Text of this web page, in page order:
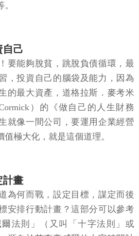
自己
要能夠脫貧，跳脫負債循環，最
，投資自己的腦袋及能力，因為
的最大資產，道格拉斯．麥考米
）的《做自己的人生財務
就像一間公司，要運用企業經營
極大化，就是這個道理。
計畫
為何而戰，設定目標，謀定而後
安排行動計畫？這部分可以參考
法則」（又叫「十字法則」或